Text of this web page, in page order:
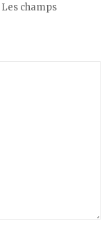
Les champs